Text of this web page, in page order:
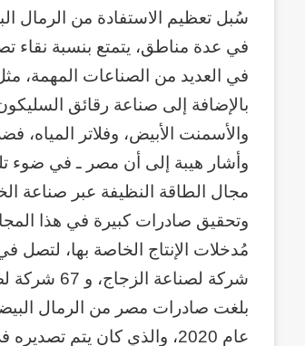
في العديد من الصناعات المهمة،
بالإضافة إلى صناعة رقائق
والأسمنت الأبيض، وفلاتر المياه،
وأشار هيبة إلى أن مصر ـ في ضوء
مجال الطاقة النظيفة عبر صناعة
وتحقيق صادرات كبيرة في هذا